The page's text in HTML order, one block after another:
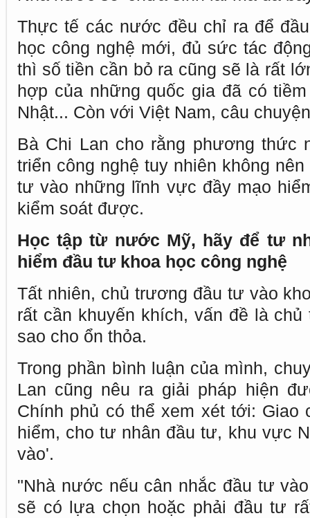
Thực tế các nước đều chỉ ra để
học công nghệ mới, đủ sức tác
thì số tiền cần bỏ ra cũng sẽ là rất
hợp của những quốc gia đã có
Nhật... Còn với Việt Nam, câu
Bà Chi Lan cho rằng phương thức
triển công nghệ tuy nhiên không
tư vào những lĩnh vực đầy mạo
kiểm soát được.
Học tập từ nước Mỹ, hãy để tư
hiểm đầu tư khoa học công nghệ
Tất nhiên, chủ trương đầu tư vào
rất cần khuyến khích, vấn đề là
sao cho ổn thỏa.
Trong phần bình luận của mình,
Lan cũng nêu ra giải pháp hiện
Chính phủ có thể xem xét tới: Giao
hiểm, cho tư nhân đầu tư, khu vực
vào'.
"Nhà nước nếu cân nhắc đầu tư
sẽ có lựa chọn hoặc phải đầu tư